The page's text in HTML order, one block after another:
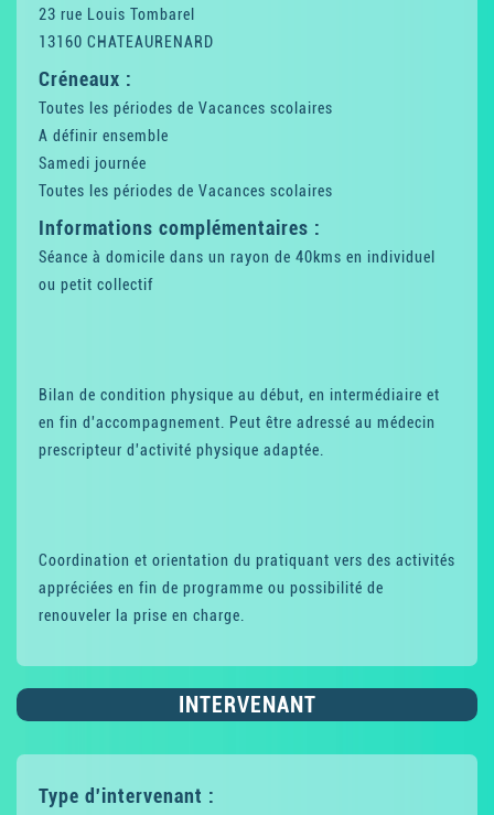
23 rue Louis Tombarel
13160 CHATEAURENARD
Créneaux :
Toutes les périodes de Vacances scolaires
A définir ensemble
Samedi journée
Toutes les périodes de Vacances scolaires
Informations complémentaires :
Séance à domicile dans un rayon de 40kms en individuel
ou petit collectif
Bilan de condition physique au début, en intermédiaire et
en fin d'accompagnement. Peut être adressé au médecin
prescripteur d'activité physique adaptée.
Coordination et orientation du pratiquant vers des activités
appréciées en fin de programme ou possibilité de
renouveler la prise en charge.
INTERVENANT
Type d'intervenant :